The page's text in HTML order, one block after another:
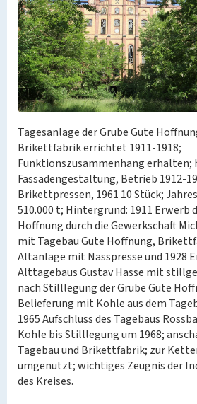
Tagesanlage der Grube Gute
Brikettfabrik errichtet 1911-1918;
Funktionszusammenhang erhalten;
Fassadengestaltung, Betrieb 1912-
Brikettpressen, 1961 10 Stück;
510.000 t; Hintergrund: 1911 Erwerb
Hoffnung durch die Gewerkschaft
mit Tagebau Gute Hoffnung,
Altanlage mit Nasspresse und 1928
Alttagebaus Gustav Hasse mit
nach Stilllegung der Grube Gute
Belieferung mit Kohle aus dem
1965 Aufschluss des Tagebaus
Kohle bis Stilllegung um 1968;
Tagebau und Brikettfabrik; zur
umgenutzt; wichtiges Zeugnis der
des Kreises.